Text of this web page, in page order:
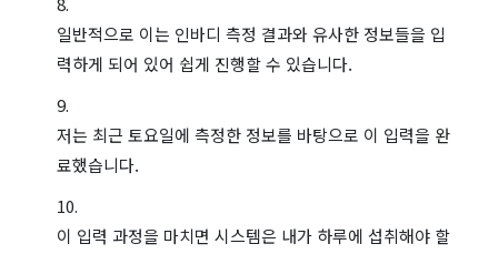
일반적으로 이는 인바디 측정 결과와 유사한 정보들을 입
력하게 되어 있어 쉽게 진행할 수 있습니다.
저는 최근 토요일에 측정한 정보를 바탕으로 이 입력을 완
료했습니다.
이 입력 과정을 마치면 시스템은 내가 하루에 섭취해야 할